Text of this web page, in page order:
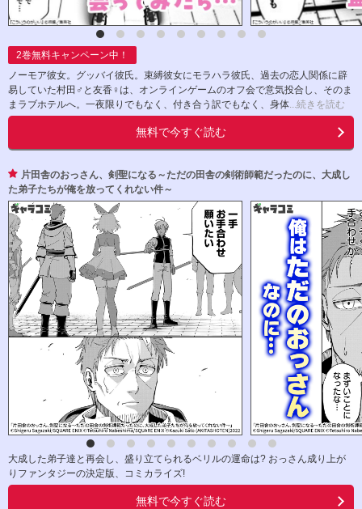
2巻無料キャンペーン中！
ノーモア彼女。グッバイ彼氏。束縛彼女にモラハラ彼氏、過去の恋人関係に辟
易していた村田♂と友香♀は、オンラインゲームのオフ会で意気投合し、そのま
まラブホテルへ。一夜限りでもなく、付き合う訳でもなく、身体...続きを読む
無料で今すぐ読む
片田舎のおっさん、剣聖になる～ただの田舎の剣術師範だったのに、大成し
た弟子たちが俺を放ってくれない件～
大成した弟子達と再会し、盛り立てられるベリルの運命は? おっさん成り上が
りファンタジーの決定版、コミカライズ!
無料で今すぐ読む